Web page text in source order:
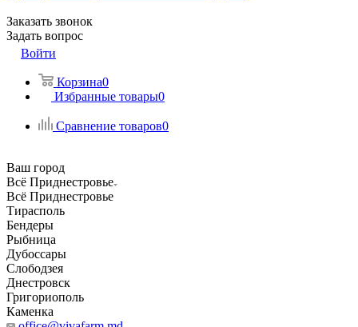
Заказать звонок
Задать вопрос
Войти
Корзина0
Избранные товары0
Сравнение товаров0
Ваш город
Всё Приднестровье
Всё Приднестровье
Тирасполь
Бендеры
Рыбница
Дубоссары
Слободзея
Днестровск
Григориополь
Каменка